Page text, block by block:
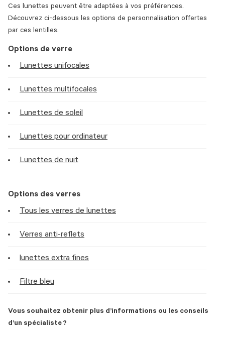
Ces lunettes peuvent être adaptées à vos préférences.
Découvrez ci-dessous les options de personnalisation offertes
par ces lentilles.
Options de verre
Lunettes unifocales
Lunettes multifocales
Lunettes de soleil
Lunettes pour ordinateur
Lunettes de nuit
Options des verres
Tous les verres de lunettes
Verres anti-reflets
lunettes extra fines
Filtre bleu
Vous souhaitez obtenir plus d’informations ou les conseils
d’un spécialiste ?